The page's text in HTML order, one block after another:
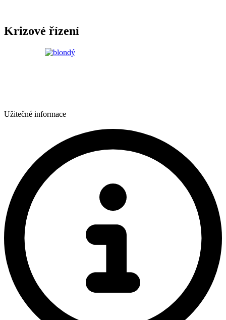
Krizové řízení
Užitečné informace